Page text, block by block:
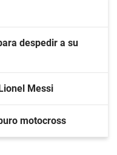
despedir a su
Messi
motocross